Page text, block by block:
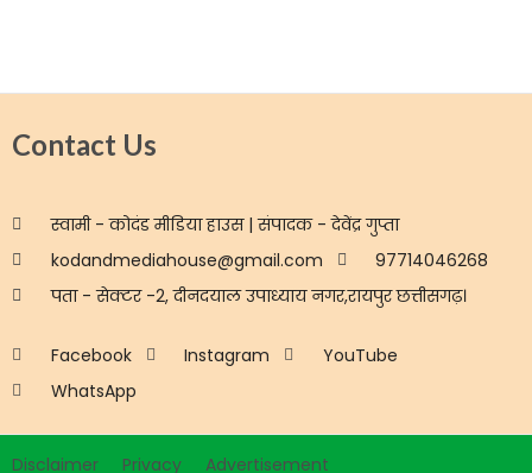
Contact Us
स्वामी - कोदंड मीडिया हाउस | संपादक - देवेंद्र गुप्ता
kodandmediahouse@gmail.com
97714046268
पता - सेक्टर -2, दीनदयाल उपाध्याय नगर,रायपुर छत्तीसगढ़।
Facebook Instagram
YouTube
WhatsApp
Disclaimer Privacy Advertisement